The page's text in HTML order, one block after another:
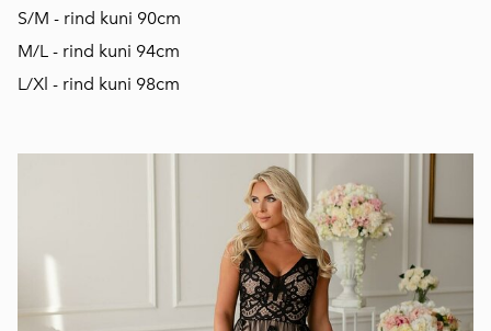
S/M - rind kuni 90cm
M/L - rind kuni 94cm
L/Xl - rind kuni 98cm